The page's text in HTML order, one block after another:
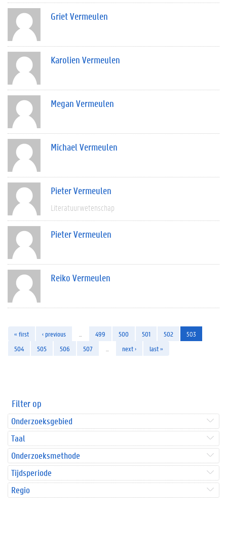
Griet Vermeulen
Karolien Vermeulen
Megan Vermeulen
Michael Vermeulen
Pieter Vermeulen
Literatuurwetenschap
Pieter Vermeulen
Reiko Vermeulen
« first ‹ previous 499 500 501 502
503
504
505 506 507 next › last »
Filter op
Onderzoeksgebied
Taal
Onderzoeksmethode
Tijdsperiode
Regio